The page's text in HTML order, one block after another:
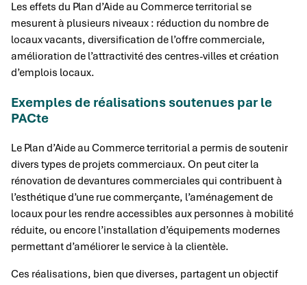
Les effets du Plan d’Aide au Commerce territorial se
mesurent à plusieurs niveaux : réduction du nombre de
locaux vacants, diversification de l’offre commerciale,
amélioration de l’attractivité des centres-villes et création
d’emplois locaux.
Exemples de réalisations soutenues par le
PACte
Le Plan d’Aide au Commerce territorial a permis de soutenir
divers types de projets commerciaux. On peut citer la
rénovation de devantures commerciales qui contribuent à
l’esthétique d’une rue commerçante, l’aménagement de
locaux pour les rendre accessibles aux personnes à mobilité
réduite, ou encore l’installation d’équipements modernes
permettant d’améliorer le service à la clientèle.
Ces réalisations, bien que diverses, partagent un objectif